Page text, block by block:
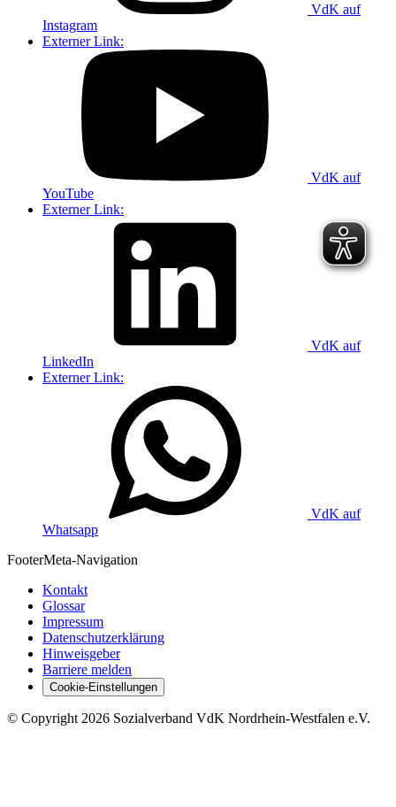
VdK auf
Instagram
Externer Link:
VdK auf
YouTube
Externer Link:
VdK auf
LinkedIn
Externer Link:
VdK auf
Whatsapp
FooterMeta-Navigation
Kontakt
Glossar
Impressum
Datenschutzerklärung
Hinweisgeber
Barriere melden
Cookie-Einstellungen
© Copyright 2026 Sozialverband VdK Nordrhein-Westfalen e.V.